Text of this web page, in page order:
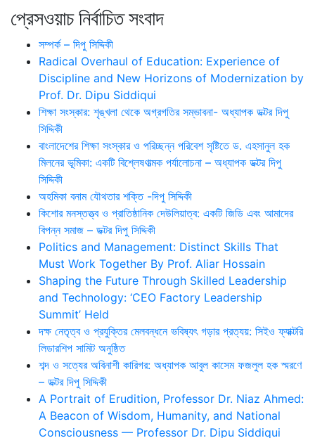
প্রেসওয়াচ নির্বাচিত সংবাদ
সম্পর্ক – দিপু সিদ্দিকী
Radical Overhaul of Education: Experience of
Discipline and New Horizons of Modernization by
Prof. Dr. Dipu Siddiqui
শিক্ষা সংস্কার: শৃঙ্খলা থেকে অগ্রগতির সম্ভাবনা- অধ্যাপক ডক্টর দিপু
সিদ্দিকী
বাংলাদেশের শিক্ষা সংস্কার ও পরিচ্ছন্ন পরিবেশ সৃষ্টিতে ড. এহসানুল হক
মিলনের ভূমিকা: একটি বিশ্লেষণাত্মক পর্যালোচনা – অধ্যাপক ডক্টর দিপু
সিদ্দিকী
অহমিকা বনাম যৌথতার শক্তি -দিপু সিদ্দিকী
কিশোর মনস্তত্ত্ব ও প্রাতিষ্ঠানিক দেউলিয়াত্ব: একটি জিডি এবং আমাদের
বিপন্ন সমাজ – ডক্টর দিপু সিদ্দিকী
Politics and Management: Distinct Skills That
Must Work Together By Prof. Aliar Hossain
Shaping the Future Through Skilled Leadership
and Technology: ‘CEO Factory Leadership
Summit’ Held
দক্ষ নেতৃত্ব ও প্রযুক্তির মেলবন্ধনে ভবিষ্যৎ গড়ার প্রত্যয়: সিইও ফ্যাক্টরি
লিডারশিপ সামিট অনুষ্ঠিত
শব্দ ও সত্যের অবিনাশী কারিগর: অধ্যাপক আবুল কাসেম ফজলুল হক স্মরণে
– ডক্টর দিপু সিদ্দিকী
A Portrait of Erudition, Professor Dr. Niaz Ahmed:
A Beacon of Wisdom, Humanity, and National
Consciousness — Professor Dr. Dipu Siddiqui